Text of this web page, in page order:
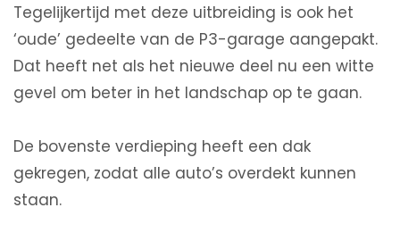
Tegelijkertijd met deze uitbreiding is ook het
‘oude’ gedeelte van de P3-garage aangepakt.
Dat heeft net als het nieuwe deel nu een witte
gevel om beter in het landschap op te gaan.
De bovenste verdieping heeft een dak
gekregen, zodat alle auto’s overdekt kunnen
staan.